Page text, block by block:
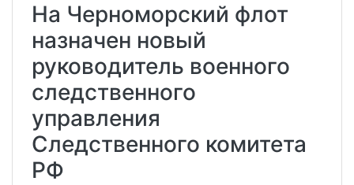
На Черноморский флот
назначен новый
руководитель военного
следственного
управления
Следственного комитета
РФ